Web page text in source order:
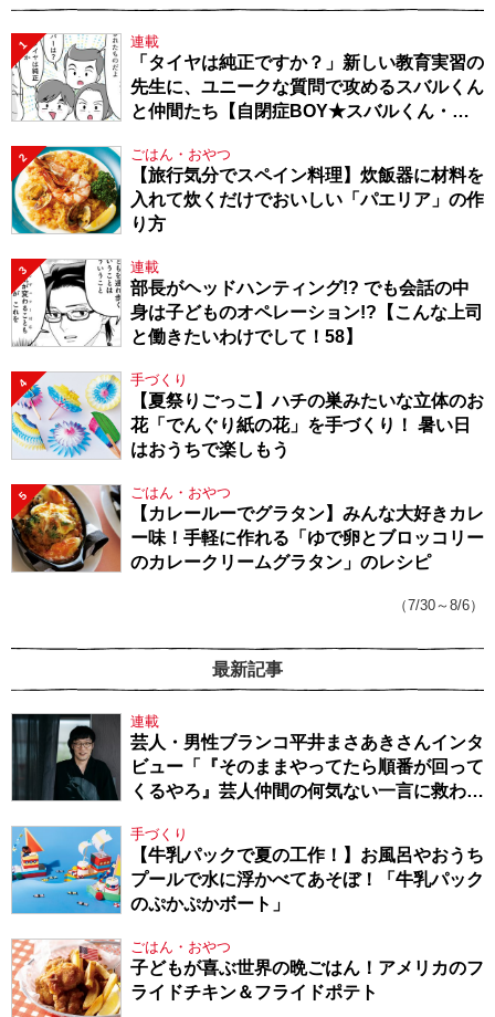
1 連載
「タイヤは純正ですか？」新しい教育実習の
先生に、ユニークな質問で攻めるスバルくん
と仲間たち【自閉症BOY★スバルくん・
2 ごはん・おやつ
【旅行気分でスペイン料理】炊飯器に材料を
入れて炊くだけでおいしい「パエリア」の作
り方
3 連載
部長がヘッドハンティング!? でも会話の中
身は子どものオペレーション!?【こんな上司
と働きたいわけでして！58】
4 手づくり
【夏祭りごっこ】ハチの巣みたいな立体のお
花「でんぐり紙の花」を手づくり！ 暑い日
はおうちで楽しもう
5 ごはん・おやつ
【カレールーでグラタン】みんな大好きカレ
ー味！手軽に作れる「ゆで卵とブロッコリー
のカレークリームグラタン」のレシピ
（7/30～8/6）
最新記事
連載
芸人・男性ブランコ平井まさあきさんインタ
ビュー「『そのままやってたら順番が回って
くるやろ』芸人仲間の何気ない一言に救われ
手づくり
【牛乳パックで夏の工作！】お風呂やおうち
プールで水に浮かべてあそぼ！「牛乳パック
のぷかぷかボート」
ごはん・おやつ
子どもが喜ぶ世界の晩ごはん！アメリカのフ
ライドチキン＆フライドポテト